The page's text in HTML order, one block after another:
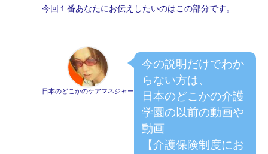
今回１番あなたにお伝えしたいのはこの部分です。
日本のどこかのケアマネジャー
今の説明だけでわか
らない方は、
日本のどこかの介護
学園の以前の動画や
動画
【介護保険制度にお